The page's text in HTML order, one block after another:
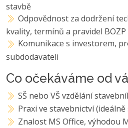
stavbě
Odpovědnost za dodržení
kvality, termínů a pravidel BOZP
Komunikace s investorem,
subdodavateli
Co očekáváme od
SŠ nebo VŠ vzdělání
Praxi ve stavebnictví
Znalost MS Office, výhodou